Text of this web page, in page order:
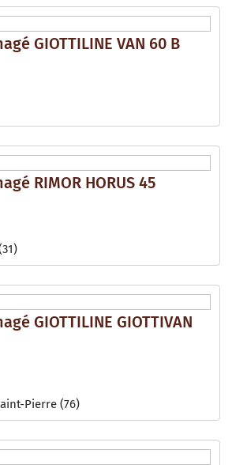
GIOTTILINE VAN 60 B
RIMOR HORUS 45
GIOTTILINE GIOTTIVAN
Pierre (76)